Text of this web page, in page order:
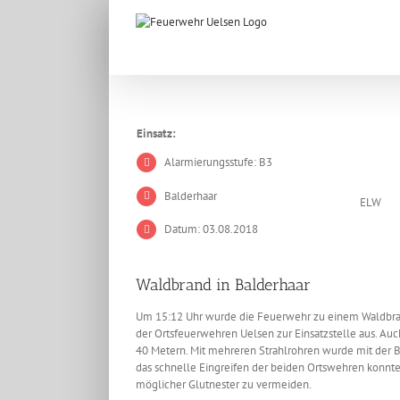
Einsatz:
Alarmierungsstufe: B3
Balderhaar
Datum: 03.08.2018
ELW
Waldbrand in Balderhaar
Um 15:12 Uhr wurde die Feuerwehr zu einem
der Ortsfeuerwehren Uelsen zur Einsatzstelle aus.
40 Metern. Mit mehreren Strahlrohren wurde mit der
das schnelle Eingreifen der beiden Ortswehren
möglicher Glutnester zu vermeiden.